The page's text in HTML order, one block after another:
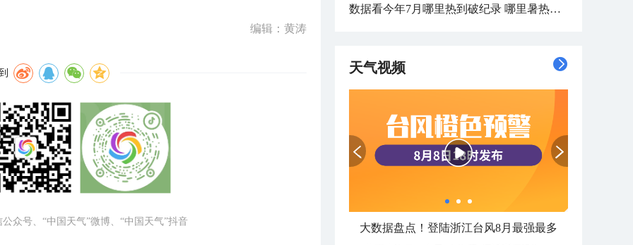
编辑：黄涛
众号、“中国天气”微博、“中国天气”抖音
数据看今年7月哪里热到破纪录 哪里暑热连轴转
天气视频
大数据盘点！登陆浙江台风8月最强最多